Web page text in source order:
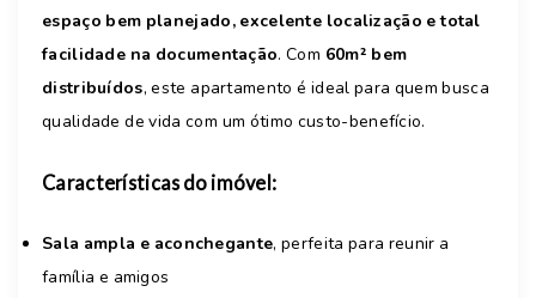
espaço bem planejado, excelente localização e total
facilidade na documentação. Com 60m² bem
distribuídos, este apartamento é ideal para quem busca
qualidade de vida com um ótimo custo-benefício.
Características do imóvel:
Sala ampla e aconchegante, perfeita para reunir a
família e amigos